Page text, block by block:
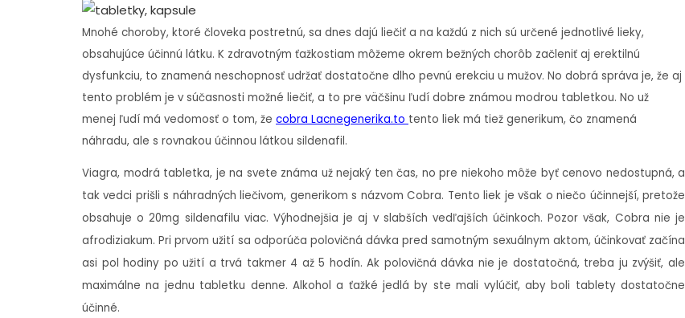
Mnohé choroby, ktoré človeka postretnú, sa dnes dajú liečiť a na každú z nich sú určené jednotlivé lieky,
obsahujúce účinnú látku. K zdravotným ťažkostiam môžeme okrem bežných chorôb začleniť aj erektilnú
dysfunkciu, to znamená neschopnosť udržať dostatočne dlho pevnú erekciu u mužov. No dobrá správa je, že aj
tento problém je v súčasnosti možné liečiť, a to pre väčšinu ľudí dobre známou modrou tabletkou. No už
menej ľudí má vedomosť o tom, že cobra Lacnegenerika.to tento liek má tiež generikum, čo znamená
náhradu, ale s rovnakou účinnou látkou sildenafil.
Viagra, modrá tabletka, je na svete známa už nejaký ten čas, no pre niekoho môže byť cenovo nedostupná, a
tak vedci prišli s náhradných liečivom, generikom s názvom Cobra. Tento liek je však o niečo účinnejší, pretože
obsahuje o 20mg sildenafilu viac. Výhodnejšia je aj v slabších vedľajších účinkoch. Pozor však, Cobra nie je
afrodiziakum. Pri prvom užití sa odporúča polovičná dávka pred samotným sexuálnym aktom, účinkovať začína
asi pol hodiny po užití a trvá takmer 4 až 5 hodín. Ak polovičná dávka nie je dostatočná, treba ju zvýšiť, ale
maximálne na jednu tabletku denne. Alkohol a ťažké jedlá by ste mali vylúčiť, aby boli tablety dostatočne
účinné.